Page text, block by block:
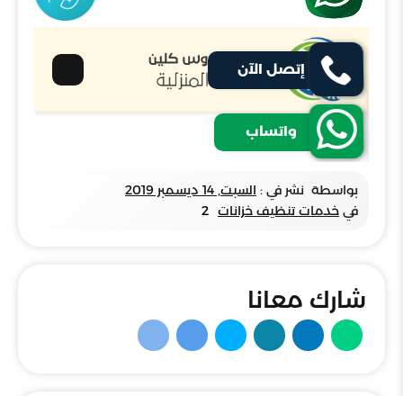
بواسطة نشر في : السبت, 14 ديسمبر 2019
في خدمات تنظيف خزانات 2
شارك معانا